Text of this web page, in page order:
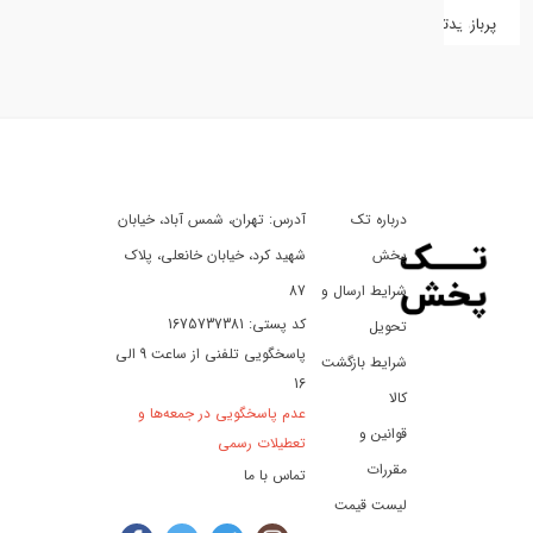
کفش
سفر
تفریح
پربازدیدترین
درباره تک
پخش
شرایط ارسال و
تحویل
شرایط بازگشت
کالا
قوانین و
مقررات
لیست قیمت
آدرس: تهران، شمس آباد، خیابان
شهید کرد، خیابان خانعلی، پلاک
87
کد پستی: 1675737381
پاسخگویی تلفنی از ساعت 9 الی
16
عدم پاسخگویی در جمعه‌ها و
تعطیلات رسمی
تماس با ما